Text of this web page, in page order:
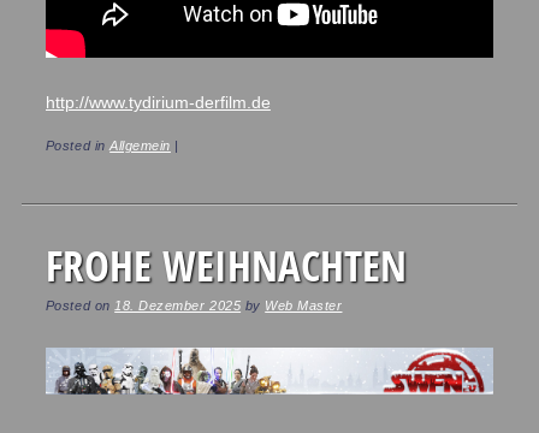
http://www.tydirium-derfilm.de
Posted inAllgemein |
FROHE WEIHNACHTEN
Posted on 18. Dezember 2025 by Web Master